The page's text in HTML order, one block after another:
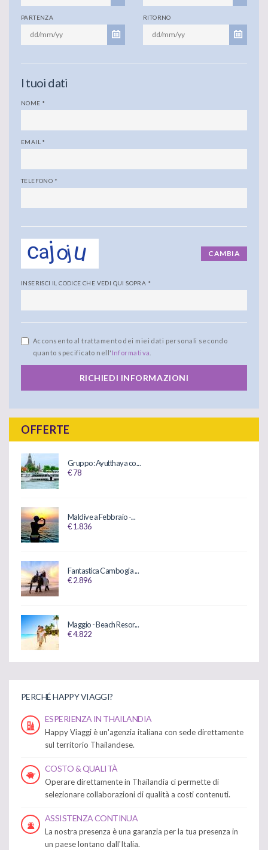
PARTENZA RITORNO
I tuoi dati
NOME *
EMAIL *
TELEFONO *
CAMBIA
INSERISCI IL CODICE CHE VEDI QUI SOPRA *
Acconsento al trattamento dei miei dati personali secondo
quanto specificato nell' Informativa
RICHIEDI INFORMAZIONI
OFFERTE
Gruppo: Ayutthaya co...
€ 78
Maldive a Febbraio -...
€ 1.836
Fantastica Cambogia ...
€ 2.896
Maggio - Beach Resor...
€ 4.822
PERCHÉ HAPPY VIAGGI?
ESPERIENZA IN THAILANDIA
Happy Viaggi è un'agenzia italiana con sede direttamente
sul territorio Thailandese.
COSTO & QUALITÀ
Operare direttamente in Thailandia ci permette di
selezionare collaborazioni di qualità a costi contenuti.
ASSISTENZA CONTINUA
La nostra presenza è una garanzia per la tua presenza in
un paese lontano dall'Italia.